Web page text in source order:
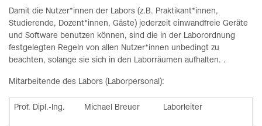
Damit die Nutzer*innen der Labors (z.B. Praktikant*innen,
Studierende, Dozent*innen, Gäste) jederzeit einwandfreie Geräte
und Software benutzen können, sind die in der Laborordnung
festgelegten Regeln von allen Nutzer*innen unbedingt zu
beachten, solange sie sich in den Laborräumen aufhalten. .
Mitarbeitende des Labors (Laborpersonal):
Prof. Dipl.-Ing. Michael Breuer Laborleiter